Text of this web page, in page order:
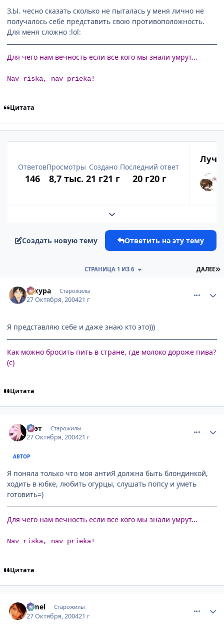
З.Ы. чесно сказать сколько не пыталась у меня лично не
получалось себе представить свою противоположность.
Для меня сложно :lol:
Для чего нам вечность если все кого мы знали умрут...
Nav riska, nav prieka!
Цитата
Ответов
146
Просмотры
8,7 тыс.
Создано
21 г21 г
Последний ответ
20 г20 г
Развернуть обзор темы
Создать новую тему Ответить на эту тему
ДАЛЕЕ
СТРАНИЦА 1 ИЗ 6
сакура Старожилы
27 Октября, 200421 г
Я представляю себе и даже знаю кто это)))
Как можно бросить пить в стране, где молоко дороже пива?
(с)
Цитата
Ксэт Старожилы
27 Октября, 200421 г
АВТОР
Я поняла только что моя антиЯ должна быть блондинкой,
ходить в юбке, любить огурцы, слушать попсу и уметь
готовить=)
Для чего нам вечность если все кого мы знали умрут...
Nav riska, nav prieka!
Цитата
Limel Старожилы
27 Октября, 200421 г